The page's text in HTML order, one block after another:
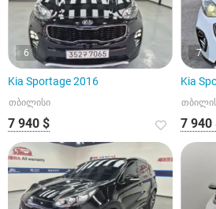
6
Kia Sportage 2016
თბილისი
7 940 $
7
Kia
7 940